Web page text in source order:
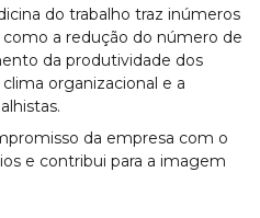
do trabalho traz inúmeros
como a redução do número de
da produtividade dos
organizacional e a
da empresa com o
e contribui para a imagem